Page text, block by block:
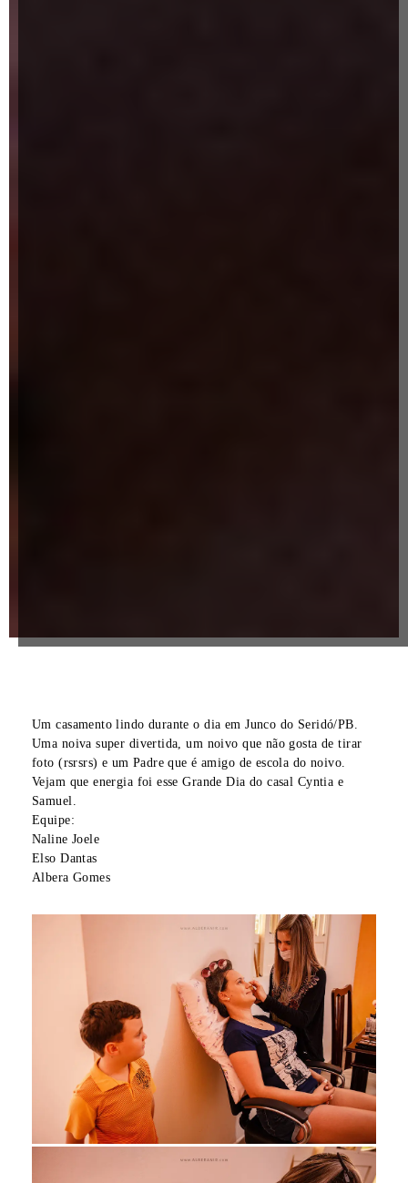
Um casamento lindo durante o dia em Junco do Seridó/PB.
Uma noiva super divertida, um noivo que não gosta de tirar
foto (rsrsrs) e um Padre que é amigo de escola do noivo.
Vejam que energia foi esse Grande Dia do casal Cyntia e
Samuel.
Equipe:
Naline Joele
Elso Dantas
Albera Gomes